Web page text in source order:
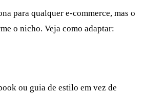
para qualquer e-commerce, mas o
o nicho. Veja como adaptar:
ou guia de estilo em vez de